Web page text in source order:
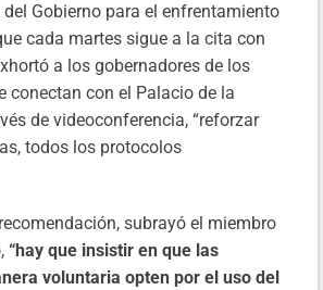
Gobierno para el enfrentamiento
cada martes sigue a la cita con
a los gobernadores de los
conectan con el Palacio de la
de videoconferencia, “reforzar
todos los protocolos
subrayó el miembro
“hay que insistir en que las
voluntaria opten por el uso del